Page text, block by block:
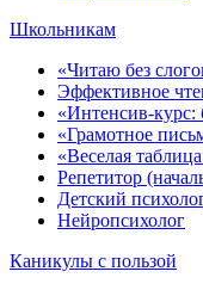
Школьникам
«Читаю без
Эффективное
«Интенсив-
«Грамотное
«Веселая
Репетитор
Детский
Нейропсихолог
Каникулы с пользой